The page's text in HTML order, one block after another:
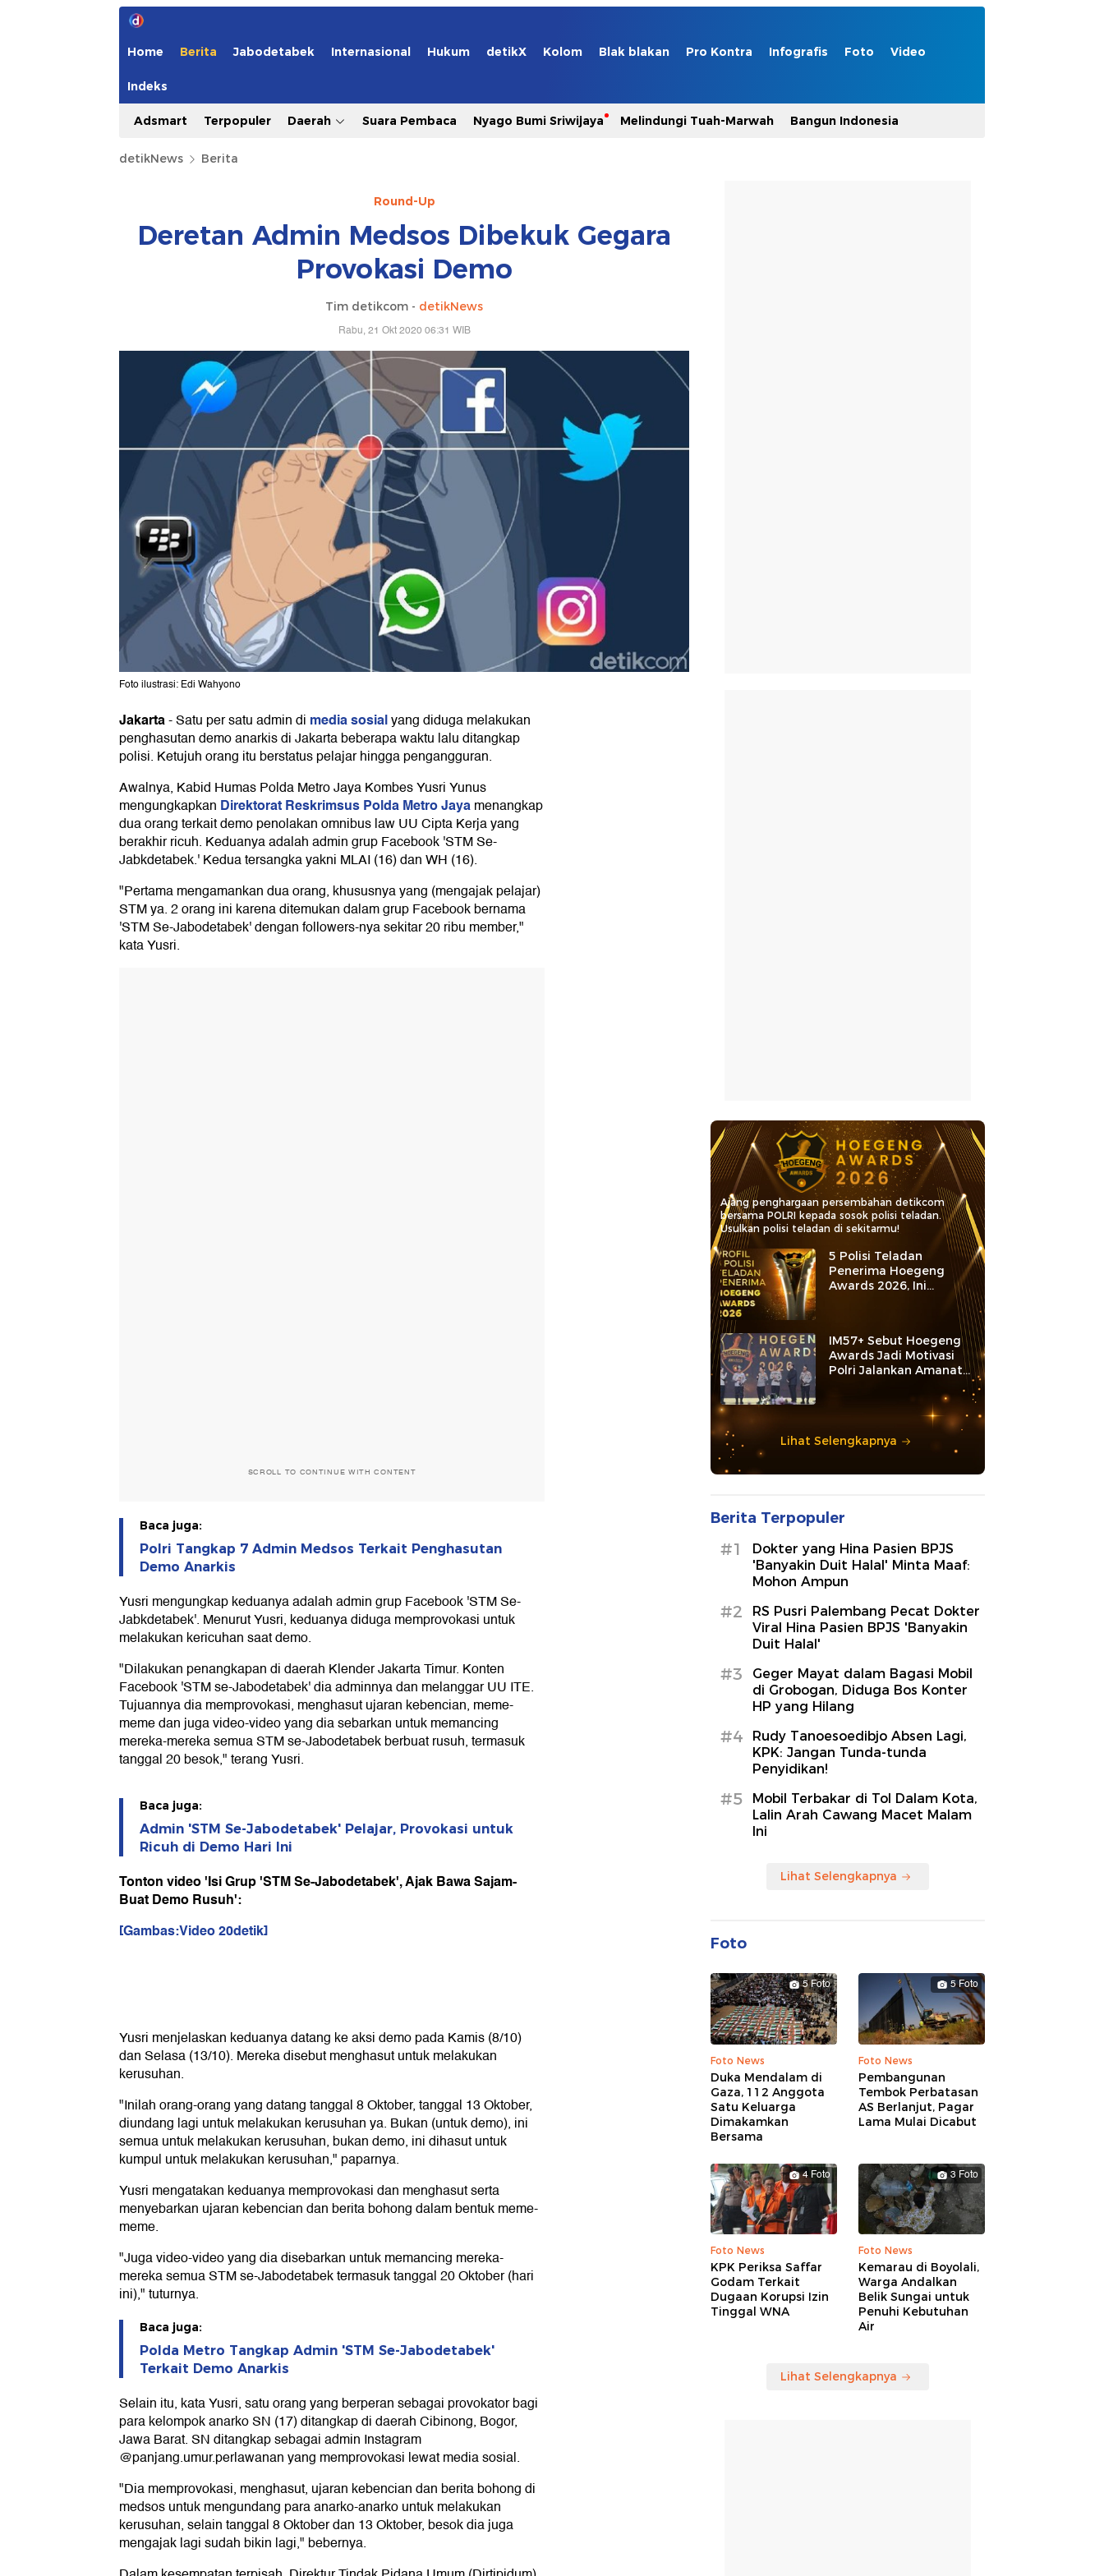
Home Berita Jabodetabek Internasional Hukum detikX Kolom Blak blakan Pro Kontra Infografis Foto Video
Indeks
Adsmart Terpopuler Daerah Suara Pembaca Nyago Bumi Sriwijaya Melindungi Tuah-Marwah Bangun Indonesia
detikNews Berita
Round-Up
Deretan Admin Medsos Dibekuk Gegara
Provokasi Demo
Tim detikcom - detikNews
Rabu, 21 Okt 2020 06:31 WIB
Foto ilustrasi: Edi Wahyono
Jakarta-Satu per satu admin di media sosialyang diduga melakukan
penghasutan demo anarkis di Jakarta beberapa waktu lalu ditangkap
polisi. Ketujuh orang itu berstatus pelajar hingga pengangguran.
Awalnya, Kabid Humas Polda Metro Jaya Kombes Yusri Yunus
mengungkapkan Direktorat Reskrimsus Polda Metro Jayamenangkap
dua orang terkait demo penolakan omnibus law UU Cipta Kerja yang
berakhir ricuh. Keduanya adalah admin grup Facebook 'STM Se-
Jabkdetabek.' Kedua tersangka yakni MLAI (16) dan WH (16).
"Pertama mengamankan dua orang, khususnya yang (mengajak pelajar)
STM ya. 2 orang ini karena ditemukan dalam grup Facebook bernama
'STM Se-Jabodetabek' dengan followers-nya sekitar 20 ribu member,"
kata Yusri.
SCROLL TO CONTINUE WITH CONTENT
Baca juga:
Polri Tangkap 7 Admin Medsos Terkait Penghasutan
Demo Anarkis
Yusri mengungkap keduanya adalah admin grup Facebook 'STM Se-
Jabkdetabek'. Menurut Yusri, keduanya diduga memprovokasi untuk
melakukan kericuhan saat demo.
"Dilakukan penangkapan di daerah Klender Jakarta Timur. Konten
Facebook 'STM se-Jabodetabek' dia adminnya dan melanggar UU ITE.
Tujuannya dia memprovokasi, menghasut ujaran kebencian, meme-
meme dan juga video-video yang dia sebarkan untuk memancing
mereka-mereka semua STM se-Jabodetabek berbuat rusuh, termasuk
tanggal 20 besok," terang Yusri.
Baca juga:
Admin 'STM Se-Jabodetabek' Pelajar, Provokasi untuk
Ricuh di Demo Hari Ini
Tonton video 'Isi Grup 'STM Se-Jabodetabek', Ajak Bawa Sajam-
Buat Demo Rusuh':
[Gambas:Video 20detik]
Yusri menjelaskan keduanya datang ke aksi demo pada Kamis (8/10)
dan Selasa (13/10). Mereka disebut menghasut untuk melakukan
kerusuhan.
"Inilah orang-orang yang datang tanggal 8 Oktober, tanggal 13 Oktober,
diundang lagi untuk melakukan kerusuhan ya. Bukan (untuk demo), ini
semua untuk melakukan kerusuhan, bukan demo, ini dihasut untuk
kumpul untuk melakukan kerusuhan," paparnya.
Yusri mengatakan keduanya memprovokasi dan menghasut serta
menyebarkan ujaran kebencian dan berita bohong dalam bentuk meme-
meme.
"Juga video-video yang dia disebarkan untuk memancing mereka-
mereka semua STM se-Jabodetabek termasuk tanggal 20 Oktober (hari
ini)," tuturnya.
Baca juga:
Polda Metro Tangkap Admin 'STM Se-Jabodetabek'
Terkait Demo Anarkis
Selain itu, kata Yusri, satu orang yang berperan sebagai provokator bagi
para kelompok anarko SN (17) ditangkap di daerah Cibinong, Bogor,
Jawa Barat. SN ditangkap sebagai admin Instagram
@panjang.umur.perlawanan yang memprovokasi lewat media sosial.
"Dia memprovokasi, menghasut, ujaran kebencian dan berita bohong di
medsos untuk mengundang para anarko-anarko untuk melakukan
kerusuhan, selain tanggal 8 Oktober dan 13 Oktober, besok dia juga
mengajak lagi sudah bikin lagi," bebernya.
Ajang penghargaan persembahan detikcom
bersama POLRI kepada sosok polisi teladan.
Usulkan polisi teladan di sekitarmu!
5 Polisi Teladan
Penerima Hoegeng
Awards 2026, Ini
Kategori dan Kiprahnya
IM57+ Sebut Hoegeng
Awards Jadi Motivasi
Polri Jalankan Amanat
Lihat Selengkapnya
Berita Terpopuler
#1
Dokter yang Hina Pasien BPJS
'Banyakin Duit Halal' Minta Maaf:
Mohon Ampun
#2
RS Pusri Palembang Pecat Dokter
Viral Hina Pasien BPJS 'Banyakin
Duit Halal'
#3
Geger Mayat dalam Bagasi Mobil
di Grobogan, Diduga Bos Konter
HP yang Hilang
#4
Rudy Tanoesoedibjo Absen Lagi,
KPK: Jangan Tunda-tunda
Penyidikan!
#5
Mobil Terbakar di Tol Dalam Kota,
Lalin Arah Cawang Macet Malam
Ini
Lihat Selengkapnya
Foto
5 Foto
Foto News
Duka Mendalam di
Gaza, 112 Anggota
Satu Keluarga
Dimakamkan
Bersama
5 Foto
Foto News
Pembangunan
Tembok Perbatasan
AS Berlanjut, Pagar
Lama Mulai Dicabut
4 Foto
Foto News
KPK Periksa Saffar
Godam Terkait
Dugaan Korupsi Izin
Tinggal WNA
3 Foto
Foto News
Kemarau di Boyolali,
Warga Andalkan
Belik Sungai untuk
Penuhi Kebutuhan
Air
Lihat Selengkapnya